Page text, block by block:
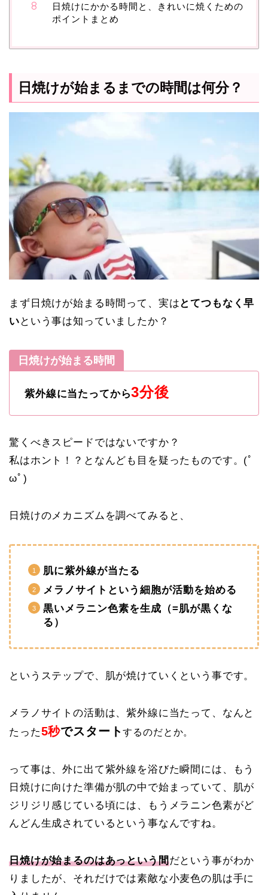
日焼けにかかる時間と、きれいに焼くための
ポイントまとめ
日焼けが始まるまでの時間は何分？
まず日焼けが始まる時間って、実は とてつもなく早
い という事は知っていましたか？
日焼けが始まる時間
紫外線に当たってから3分後
驚くべきスピードではないですか？
私はホント！？となんども目を疑ったものです。(ﾟ
ωﾟ)
日焼けのメカニズムを調べてみると、
肌に紫外線が当たる
メラノサイトという細胞が活動を始める
黒いメラニン色素を生成（=肌が黒くな
る）
というステップで、肌が焼けていくという事です。
メラノサイトの活動は、紫外線に当たって、なんと
たった5秒でスタートするのだとか。
って事は、外に出て紫外線を浴びた瞬間には、もう
日焼けに向けた準備が肌の中で始まっていて、肌が
ジリジリ感じている頃には、もうメラニン色素がど
んどん生成されているという事なんですね。
日焼けが始まるのはあっという間だという事がわか
りましたが、それだけでは素敵な小麦色の肌は手に